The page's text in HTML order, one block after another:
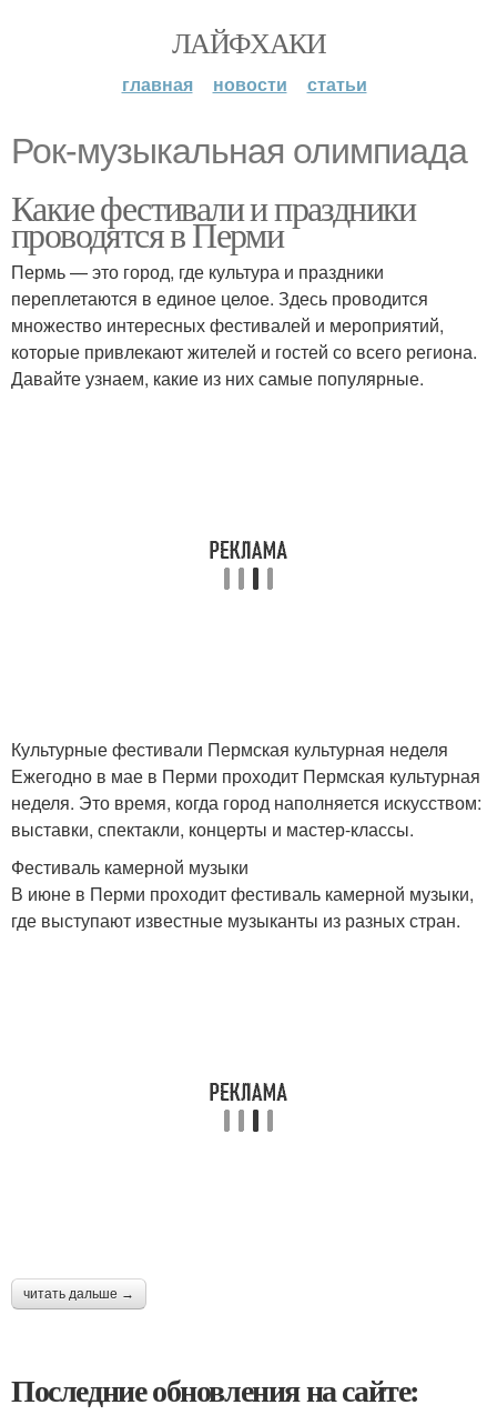
ЛАЙФХАКИ
главная новости статьи
Рок-музыкальная олимпиада
Какие фестивали и праздники
проводятся в Перми
Пермь — это город, где культура и праздники
переплетаются в единое целое. Здесь проводится
множество интересных фестивалей и мероприятий,
которые привлекают жителей и гостей со всего региона.
Давайте узнаем, какие из них самые популярные.
Культурные фестивали Пермская культурная неделя
Ежегодно в мае в Перми проходит Пермская культурная
неделя. Это время, когда город наполняется искусством:
выставки, спектакли, концерты и мастер-классы.
Фестиваль камерной музыки
В июне в Перми проходит фестиваль камерной музыки,
где выступают известные музыканты из разных стран.
читать дальше →
Последние обновления на сайте: